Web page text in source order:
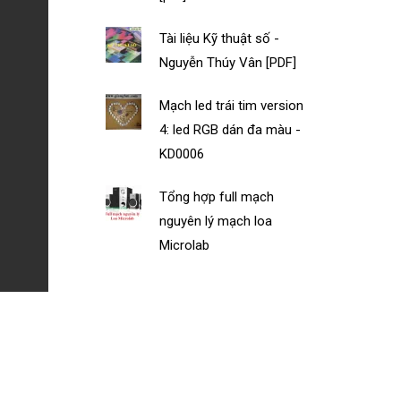
Tài liệu Kỹ thuật số -
Nguyễn Thúy Vân [PDF]
Mạch led trái tim version
4: led RGB dán đa màu -
KD0006
Tổng hợp full mạch
nguyên lý mạch loa
Microlab